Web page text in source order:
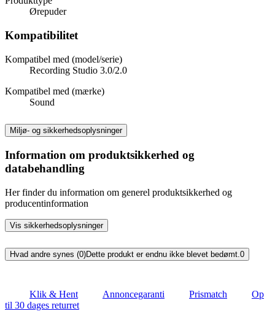
Ørepuder
Kompatibilitet
Kompatibel med (model/serie)
Recording Studio 3.0/2.0
Kompatibel med (mærke)
Sound
Miljø- og sikkerhedsoplysninger
Information om produktsikkerhed og
databehandling
Her finder du information om generel produktsikkerhed og
producentinformation
Vis sikkerhedsoplysninger
Hvad andre synes (0)Dette produkt er endnu ikke blevet bedømt.0
Klik & Hent Annoncegaranti Prismatch
Op
til 30 dages returret